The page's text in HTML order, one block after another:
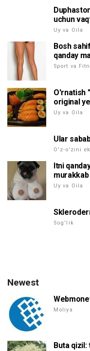
uchun
Uy va Oila
Bosh
qanday
Sport va
O'rnatish
original
Uy va Oila
Ular
O'z-o'zini
Itni
Uy va Oila
Sog'lik
Newest
Moliya
Buta